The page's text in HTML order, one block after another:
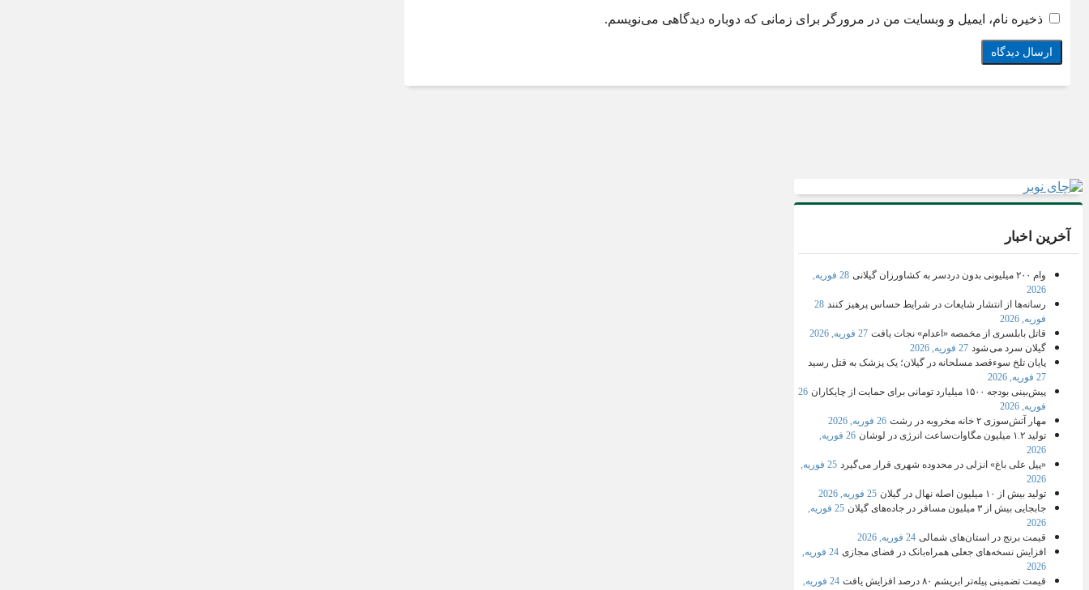
ذخیره نام، ایمیل و وبسایت من در مرورگر برای زمانی که دوباره دیدگاهی می‌نویسم.
آخرین اخبار
وام ۲۰۰ میلیونی بدون دردسر به کشاورزان گیلانی
28 فوریه,
2026
رسانه‌ها از انتشار شایعات در شرایط حساس پرهیز کنند 28
فوریه, 2026
قاتل بابلسری از مخمصه «اعدام» نجات یافت 27 فوریه, 2026
گیلان سرد می شود 27 فوریه, 2026
پایان تلخ سوءقصد مسلحانه در گیلان؛ یک پزشک به قتل رسید
27 فوریه, 2026
پیش‌بینی بودجه ۱۵۰۰ میلیارد تومانی برای حمایت از چایکاران
26
فوریه, 2026
مهار آتش‌سوزی ۲ خانه مخروبه در رشت
26 فوریه, 2026
تولید ۱.۲ میلیون مگاوات‌ساعت انرژی در لوشان
26 فوریه,
2026
«پیل علی باغ» انزلی در محدوده شهری قرار می‌گیرد
25 فوریه,
2026
تولید بیش از ۱۰ میلیون اصله نهال در گیلان
25 فوریه, 2026
جابجایی بیش از ۳ میلیون مسافر در جاده‌های گیلان
25 فوریه,
2026
قیمت برنج در استان‌های شمالی 24 فوریه, 2026
افزایش نسخه‌های جعلی همراه‌بانک در فضای مجازی
24 فوریه,
2026
قیمت تضمینی پیله‌تر ابریشم ۸۰ درصد افزایش یافت
24 فوریه,